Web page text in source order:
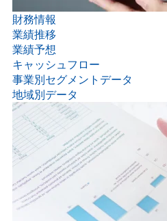
財務情報
業績推移
業績予想
キャッシュフロー
事業別セグメントデータ
地域別データ